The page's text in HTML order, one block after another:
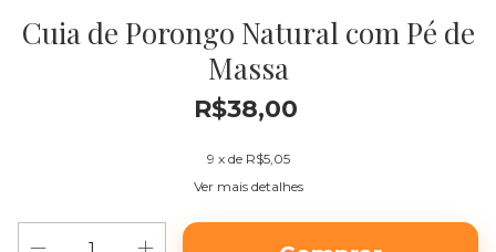
Cuia de Porongo Natural com Pé de
Massa
R$38,00
9 x de R$5,05
Ver mais detalhes